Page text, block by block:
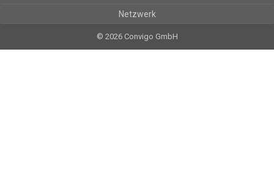
Netzwerk
© 2026 Convigo GmbH